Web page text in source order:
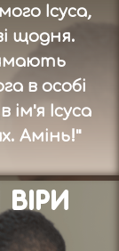
Ісуса,
щодня.
в особі
Ісуса
Амінь!"